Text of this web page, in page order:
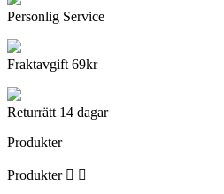
Personlig Service
Fraktavgift 69kr
Returrätt 14 dagar
Produkter
Produkter  